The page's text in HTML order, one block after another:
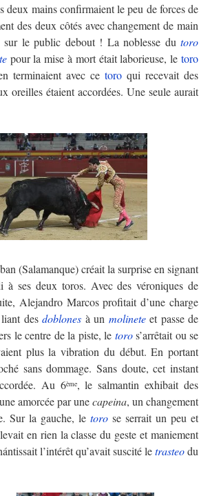
deux mains confirmaient le peu de forces de
des deux côtés avec changement de main
sur le public debout ! La noblesse du toro
pour la mise à mort était laborieuse, le toro
terminaient avec ce toroqui recevait des
étaient accordées. Une seule aurait
(Salamanque) créait la surprise en signant
à ses deux toros. Avec des véroniques de
Alejandro Marcos profitait d’une charge
desdoblones à un molineteet passe de
le centre de la piste, le toros’arrêtait ou se
plus la vibration du début. En portant
sans dommage. Sans doute, cet instant
Au 6ème, le salmantin exhibait des
amorcée par unecapeina, un changement
Sur la gauche, letoro se serrait un peu et
en rien la classe du geste et maniement
l’intérêt qu’avait suscité letrasteodu